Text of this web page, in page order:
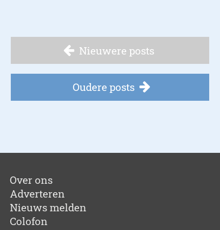
Nieuwere posts
Oudere posts
Over ons
Adverteren
Nieuws melden
Colofon